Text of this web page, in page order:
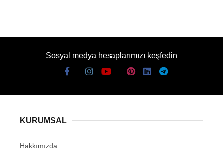
Sosyal medya hesaplarımızı keşfedin
KURUMSAL
Hakkımızda